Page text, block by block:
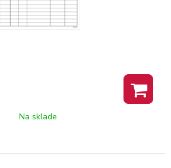
Na sklade